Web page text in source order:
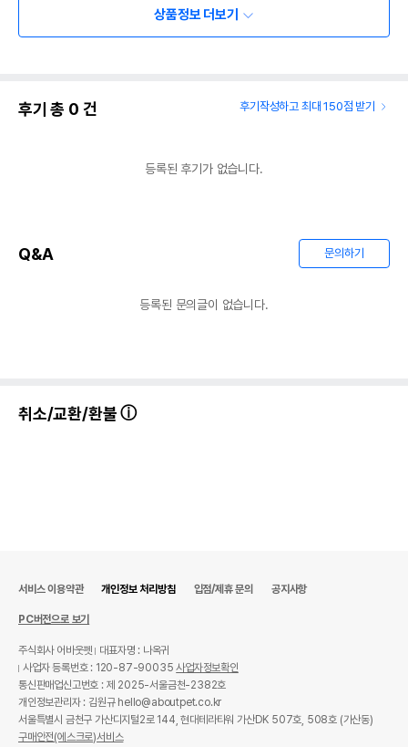
상품정보 더보기
후기 총 0 건 후기작성하고 최대 150점 받기
등록된 후기가 없습니다.
Q&A 문의하기
등록된 문의글이 없습니다.
취소/교환/환불
서비스 이용약관 개인정보 처리방침 입점/제휴 문의 공지사항
PC버전으로 보기
주식회사 어바웃펫
대표자명 : 나옥귀
사업자 등록번호 : 120-87-90035사업자정보확인
통신판매업신고번호 : 제 2025-서울금천-2382호
개인정보관리자 : 김원규 hello@aboutpet.co.kr
서울특별시 금천구 가산디지털2로 144, 현대테라타워 가산DK 507호, 508호 (가산동)
구매안전(에스크로)서비스